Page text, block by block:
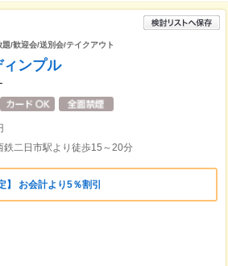
/歓迎会/送別会/テイクアウト
ンプル
二日市駅より徒歩15～20分
】 お会計より5％割引